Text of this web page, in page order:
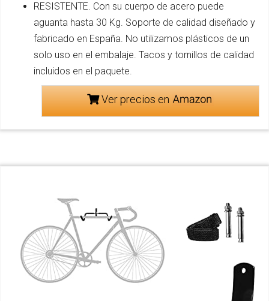
RESISTENTE. Con su cuerpo de acero puede
aguanta hasta 30 Kg. Soporte de calidad diseñado y
fabricado en España. No utilizamos plásticos de un
solo uso en el embalaje. Tacos y tornillos de calidad
incluidos en el paquete.
Ver precios en